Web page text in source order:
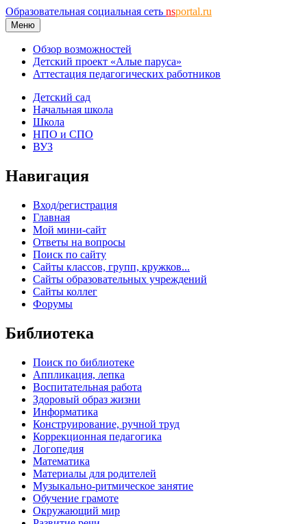
Образовательная социальная сеть nsportal.ru
Меню
Обзор возможностей
Детский проект «Алые паруса»
Аттестация педагогических работников
Детский сад
Начальная школа
Школа
НПО и СПО
ВУЗ
Навигация
Вход/регистрация
Главная
Мой мини-сайт
Ответы на вопросы
Поиск по сайту
Сайты классов, групп, кружков...
Сайты образовательных учреждений
Сайты коллег
Форумы
Библиотека
Поиск по библиотеке
Аппликация, лепка
Воспитательная работа
Здоровый образ жизни
Информатика
Конструирование, ручной труд
Коррекционная педагогика
Логопедия
Математика
Материалы для родителей
Музыкально-ритмическое занятие
Обучение грамоте
Окружающий мир